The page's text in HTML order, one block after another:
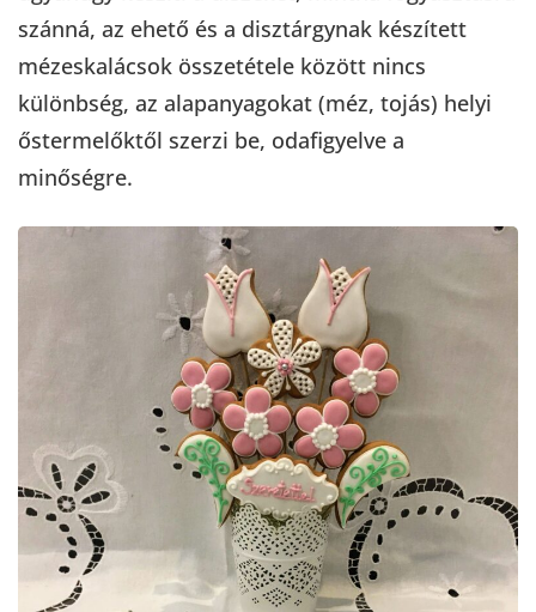
szánná, az ehető és a disztárgynak készített
mézeskalácsok összetétele között nincs
különbség, az alapanyagokat (méz, tojás) helyi
őstermelőktől szerzi be, odafigyelve a
minőségre.